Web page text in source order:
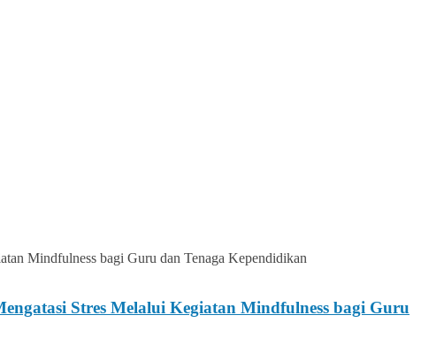
Stres Melalui Kegiatan Mindfulness bagi Guru